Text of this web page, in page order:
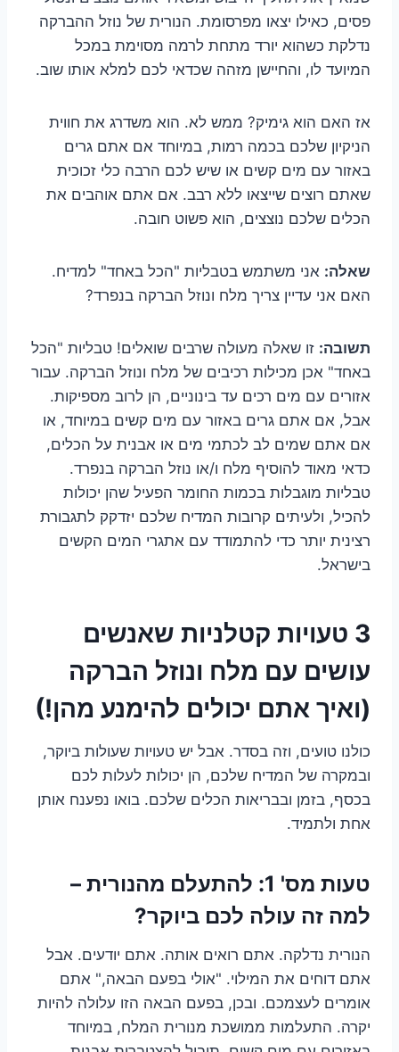
פסים, כאילו יצאו מפרסומת. הנורית של נוזל ההברקה
נדלקת כשהוא יורד מתחת לרמה מסוימת במכל
המיועד לו, והחיישן מזהה שכדאי לכם למלא אותו שוב.
אז האם הוא גימיק? ממש לא. הוא משדרג את חווית
הניקיון שלכם בכמה רמות, במיוחד אם אתם גרים
באזור עם מים קשים או שיש לכם הרבה כלי זכוכית
שאתם רוצים שייצאו ללא רבב. אם אתם אוהבים את
הכלים שלכם נוצצים, הוא פשוט חובה.
שאלה: אני משתמש בטבליות "הכל באחד" למדיח.
האם אני עדיין צריך מלח ונוזל הברקה בנפרד?
תשובה: זו שאלה מעולה שרבים שואלים! טבליות "הכל
באחד" אכן מכילות רכיבים של מלח ונוזל הברקה. עבור
אזורים עם מים רכים עד בינוניים, הן לרוב מספיקות.
אבל, אם אתם גרים באזור עם מים קשים במיוחד, או
אם אתם שמים לב לכתמי מים או אבנית על הכלים,
כדאי מאוד להוסיף מלח ו/או נוזל הברקה בנפרד.
טבליות מוגבלות בכמות החומר הפעיל שהן יכולות
להכיל, ולעיתים קרובות המדיח שלכם יזדקק לתגבורת
רצינית יותר כדי להתמודד עם אתגרי המים הקשים
בישראל.
3 טעויות קטלניות שאנשים
עושים עם מלח ונוזל הברקה
(ואיך אתם יכולים להימנע מהן!)
כולנו טועים, וזה בסדר. אבל יש טעויות שעולות ביוקר,
ובמקרה של המדיח שלכם, הן יכולות לעלות לכם
בכסף, בזמן ובבריאות הכלים שלכם. בואו נפענח אותן
אחת ולתמיד.
טעות מס' 1: להתעלם מהנורית –
למה זה עולה לכם ביוקר?
הנורית נדלקה. אתם רואים אותה. אתם יודעים. אבל
אתם דוחים את המילוי. "אולי בפעם הבאה," אתם
אומרים לעצמכם. ובכן, בפעם הבאה הזו עלולה להיות
יקרה. התעלמות ממושכת מנורית המלח, במיוחד